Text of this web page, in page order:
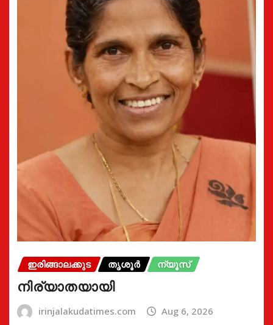
ഇരിങ്ങാലക്കുട തൃശൂർ ന്യൂസ്
നിര്യാതയായി
irinjalakudatimes.com Aug 6, 2026